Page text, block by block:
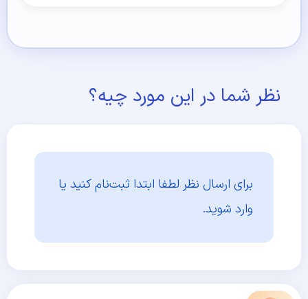
نظر شما در این مورد چیه؟
برای ارسال نظر لطفا ابتدا ثبت‌نام کنید یا
وارد شوید.